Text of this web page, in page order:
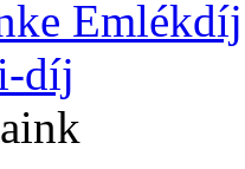
Emlékdíj
díj